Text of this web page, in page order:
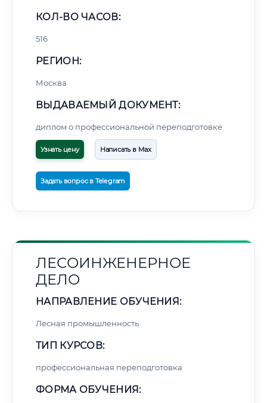
КОЛ-ВО ЧАСОВ:
516
РЕГИОН:
Москва
ВЫДАВАЕМЫЙ ДОКУМЕНТ:
диплом о профессиональной переподготовке
Узнать цену Написать в Max
Задать вопрос в Telegram
ЛЕСОИНЖЕНЕРНОЕ
ДЕЛО
НАПРАВЛЕНИЕ ОБУЧЕНИЯ:
Лесная промышленность
ТИП КУРСОВ:
профессиональная переподготовка
ФОРМА ОБУЧЕНИЯ: